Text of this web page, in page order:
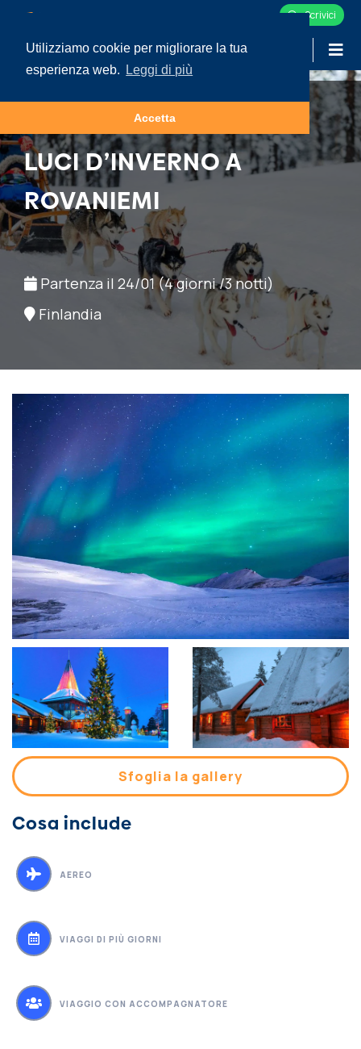
Utilizziamo cookie per migliorare la tua
esperienza web.
Leggi di più
Accetta
Scrivici
LUCI D’INVERNO A
ROVANIEMI
Partenza il 24/01 (4 giorni /3 notti)
Finlandia
Sfoglia la gallery
Cosa include
AEREO
VIAGGI DI PIÙ GIORNI
VIAGGIO CON ACCOMPAGNATORE